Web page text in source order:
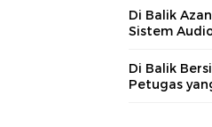
Di Balik
Sistem
Di Balik
Petugas